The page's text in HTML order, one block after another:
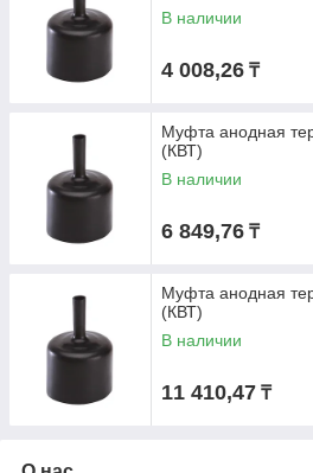
В наличии
4 008,26 ₸
Муфта анодная
(КВТ)
В наличии
6 849,76 ₸
Муфта анодная
(КВТ)
В наличии
11 410,47 ₸